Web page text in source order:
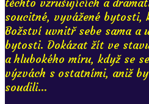
soucitné, vyvážené
Božství uvnitř sebe sama a
bytosti. Dokázat žít ve
a hlubokého míru, když se
výzvách s ostatními, aniž
soudili...